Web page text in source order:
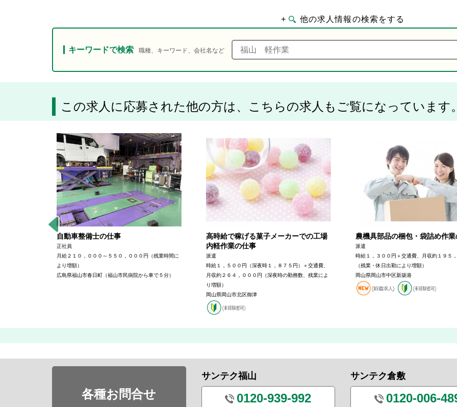
+ 他の求人情報の検索をする
キーワードで検索 職種、キーワード、会社名など
この求人に応募された他の方は、こちらの求人もご覧になっています
自動車整備士の仕事
正社員
月給２１０，０００～５５０，０００円（残業時間に
より増額）
広島県福山市春日町（福山市民病院から車で５分）
高時給で稼げる菓子メーカーでの工場
内軽作業の仕事
派遣
時給１，５００円（深夜時１，８７５円）＋交通費、
月収約２６４，０００円（深夜時の勤務数、残業によ
り増額）
岡山県岡山市北区御津
農機具部品の梱包・袋詰め作
派遣
時給１，３００円＋交通費、月収約１９５
（残業・休日出勤により増額）
岡山県岡山市中区新築港
各種お問合せ
サンテク福山
0120-939-992
サンテク倉敷
0120-006-